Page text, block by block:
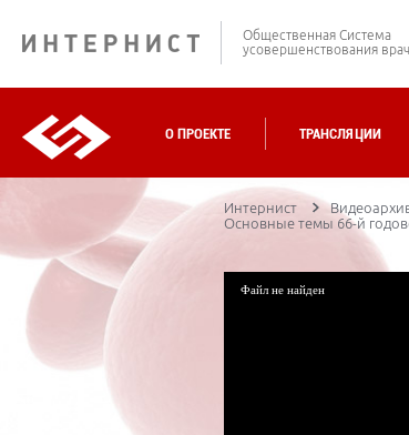
Общественная Система
усовершенствования
О ПРОЕКТЕ ТРАНСЛЯЦИИ
Интернист
Основные темы 66-й